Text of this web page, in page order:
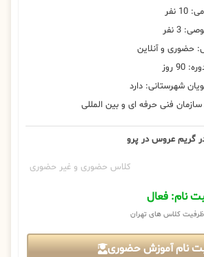
نفر
3 نفر
حضوری و آنلاین
روز
شهرستانی: دارد
فنی حرفه ای و بین المللی
گریم عروس در پرو
کلاس حضوری و غیر حضوری
نام: فعال
کلاس های تهران
نام آموزش حضوری